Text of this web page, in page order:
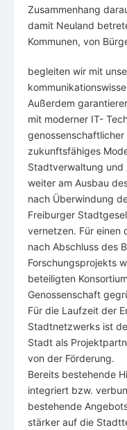
Zusammenhang
damit Neuland
Kommunen, von
begleiten wir mit
Außerdem
mit moderner IT-
zukunftsfähiges
Stadtverwaltung und
weiter am Ausbau
nach Überwindung
Freiburger
vernetzen. Für einen
nach Abschluss des
Forschungsprojekts
beteiligten
Genossenschaft
Für die Laufzeit der
Stadtnetzwerks ist
Stadt als
von der Förderung.
Bereits bestehende
integriert bzw.
bestehende
stärker auf die